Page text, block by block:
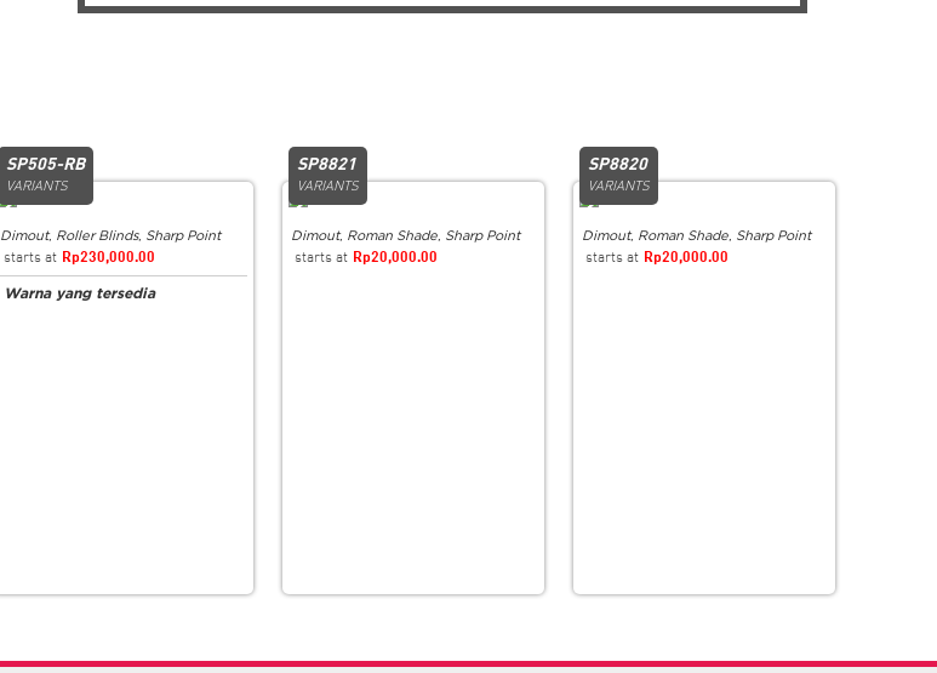
SP505-RB
VARIANTS
Dimout, Roller Blinds, Sharp Point
Rp230,000.00
SP8821
VARIANTS
Dimout, Roman Shade Sharp Point
Rp20,000.00
SP8820
VARIANTS
Dimout, Roman Shade Sharp Point
Rp20,000.00